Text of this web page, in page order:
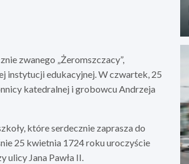
zwanego „Żeromszczacy”,
instytucji edukacyjnej. W czwartek, 25
katedralnej i grobowcu Andrzeja
które serdecznie zaprasza do
25 kwietnia 1724 roku uroczyście
ulicy Jana Pawła II.